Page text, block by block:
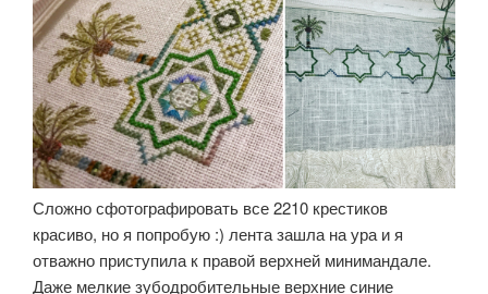
Сложно сфотографировать все 2210 крестиков
красиво, но я попробую :) лента зашла на ура и я
отважно приступила к правой верхней минимандале.
Даже мелкие зубодробительные верхние синие